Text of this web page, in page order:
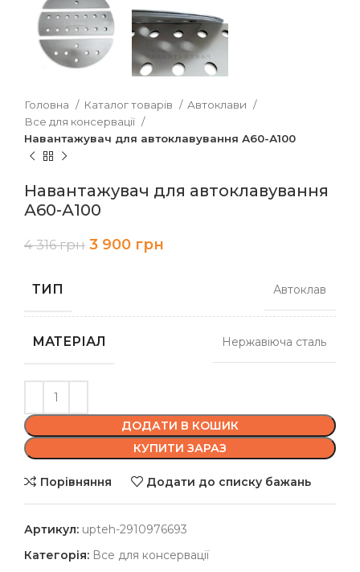
Головна Каталог товарів
Автоклави
Все для консервації
Навантажувач для автоклавування А60-А100
Навантажувач для автоклавування
А60-А100
4 316грн 3 900 грн
ТИП Автоклав
МАТЕРІАЛ Нержавіюча сталь
ДОДАТИ В КОШИК
КУПИТИ ЗАРАЗ
Порівняння Додати до списку бажань
Артикул: upteh-2910976693
Категорія: Все для консервації